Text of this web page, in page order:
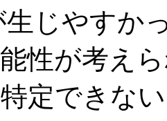
生じやすか
性が考え
定できな